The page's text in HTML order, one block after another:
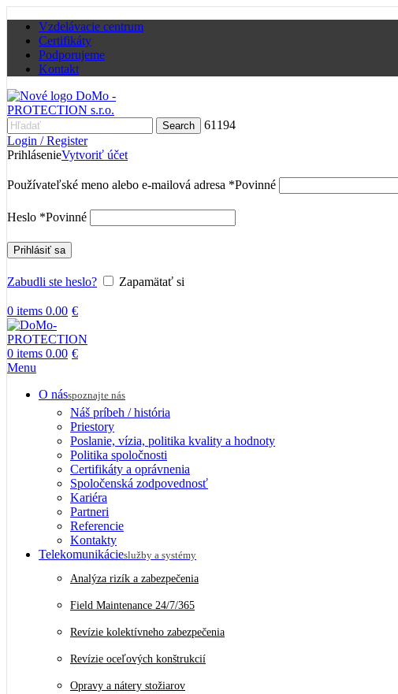
Vzdelávacie centrum
Certifikáty
Podporujeme
Kontakt
Search
61194
Login / Register
PrihlásenieVytvoriť účet
Používateľské meno alebo e-mailová adresa *Povinné
Heslo *Povinné
Prihlásiť sa
Zabudli ste heslo? Zapamätať si
0 items 0.00 €
0 items 0.00 €
Menu
O násspoznajte nás
Náš príbeh / história
Priestory
Poslanie, vízia, politika kvality a hodnoty
Politika spoločnosti
Certifikáty a oprávnenia
Spoločenská zodpovednosť
Kariéra
Partneri
Referencie
Kontakty
Telekomunikácieslužby a systémy
Analýza rizík a zabezpečenia
Field Maintenance 24/7/365
Revízie kolektívneho zabezpečenia
Revízie oceľových konštrukcií
Opravy a nátery stožiarov